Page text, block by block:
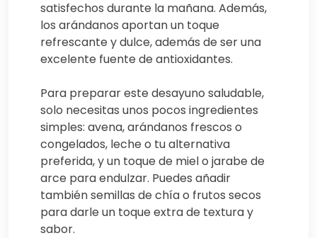
satisfechos durante la mañana. Además,
los arándanos aportan un toque
refrescante y dulce, además de ser una
excelente fuente de antioxidantes.
Para preparar este desayuno saludable,
solo necesitas unos pocos ingredientes
simples: avena, arándanos frescos o
congelados, leche o tu alternativa
preferida, y un toque de miel o jarabe de
arce para endulzar. Puedes añadir
también semillas de chía o frutos secos
para darle un toque extra de textura y
sabor.